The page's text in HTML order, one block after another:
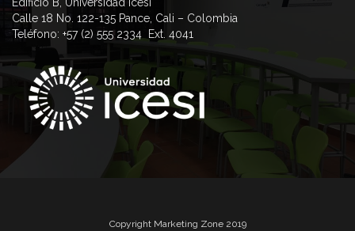
Calle 18 No. 122-135 Pance, Cali – Colombia
Teléfono: +57 (2) 555 2334 Ext. 4041
Copyright Marketing Zone 2019